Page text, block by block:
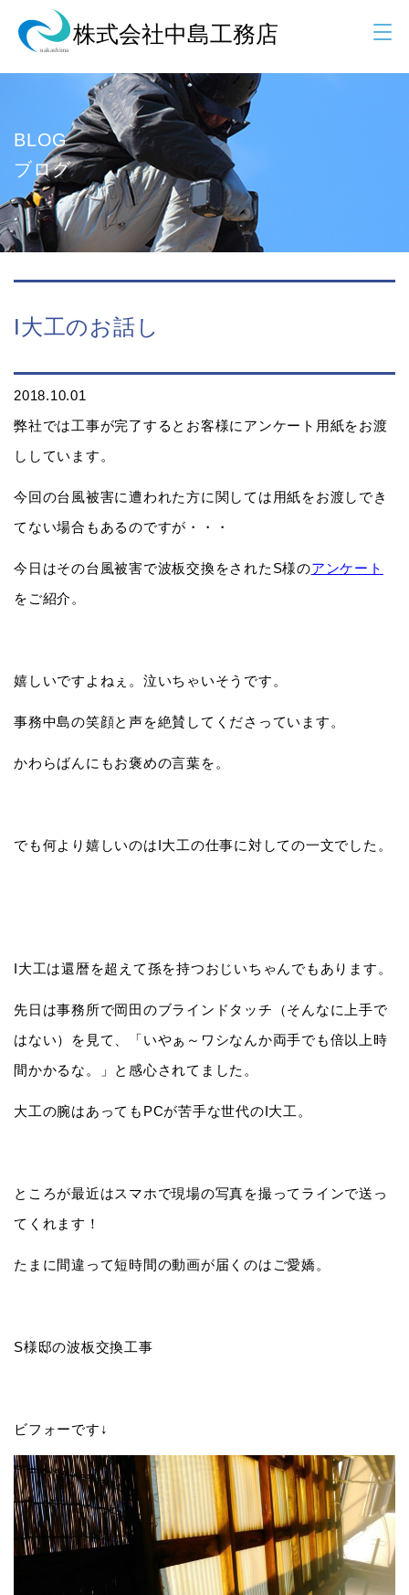
BLOG
ブログ
I大工のお話し
2018.10.01
弊社では工事が完了するとお客様にアンケート用紙をお渡
ししています。
今回の台風被害に遭われた方に関しては用紙をお渡しでき
てない場合もあるのですが・・・
今日はその台風被害で波板交換をされたS様のアンケート
をご紹介。
嬉しいですよねぇ。泣いちゃいそうです。
事務中島の笑顔と声を絶賛してくださっています。
かわらばんにもお褒めの言葉を。
でも何より嬉しいのはI大工の仕事に対しての一文でした。
I大工は還暦を超えて孫を持つおじいちゃんでもあります。
先日は事務所で岡田のブラインドタッチ（そんなに上手で
はない）を見て、「いやぁ～ワシなんか両手でも倍以上時
間かかるな。」と感心されてました。
大工の腕はあってもPCが苦手な世代のI大工。
ところが最近はスマホで現場の写真を撮ってラインで送っ
てくれます！
たまに間違って短時間の動画が届くのはご愛嬌。
S様邸の波板交換工事
ビフォーです↓